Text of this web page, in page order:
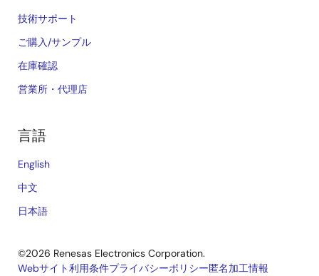
技術サポート
ご購入/サンプル
在庫確認
営業所・代理店
言語
English
中文
日本語
©2026 Renesas Electronics Corporation.
Webサイト利用条件プライバシーポリシー匿名加工情報